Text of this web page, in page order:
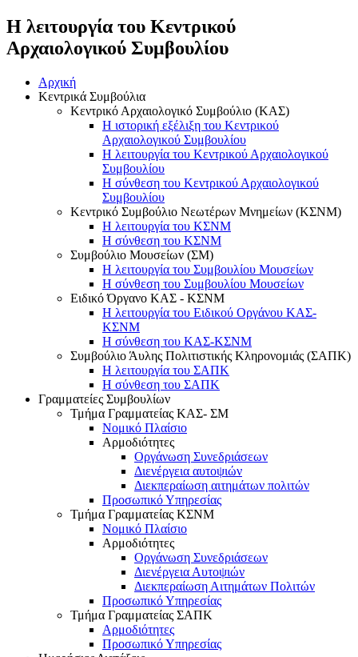
Η λειτουργία του Κεντρικού
Αρχαιολογικού Συμβουλίου
Αρχική
Κεντρικά Συμβούλια
Κεντρικό Αρχαιολογικό Συμβούλιο (ΚΑΣ)
Η ιστορική εξέλιξη του Κεντρικού
Αρχαιολογικού Συμβουλίου
Η λειτουργία του Κεντρικού Αρχαιολογικού
Συμβουλίου
Η σύνθεση του Κεντρικού Αρχαιολογικού
Συμβουλίου
Κεντρικό Συμβούλιο Νεωτέρων Μνημείων (ΚΣΝΜ)
Η λειτουργία του ΚΣΝΜ
Η σύνθεση του ΚΣΝΜ
Συμβούλιο Μουσείων (ΣΜ)
Η λειτουργία του Συμβουλίου Μουσείων
Η σύνθεση του Συμβουλίου Μουσείων
Ειδικό Όργανο ΚΑΣ - ΚΣΝΜ
Η λειτουργία του Ειδικού Οργάνου ΚΑΣ-
ΚΣΝΜ
Η σύνθεση του ΚΑΣ-ΚΣΝΜ
Συμβούλιο Άυλης Πολιτιστικής Κληρονομιάς (ΣΑΠΚ)
Η λειτουργία του ΣΑΠΚ
Η σύνθεση του ΣΑΠΚ
Γραμματείες Συμβουλίων
Τμήμα Γραμματείας ΚΑΣ- ΣΜ
Νομικό Πλαίσιο
Αρμοδιότητες
Οργάνωση Συνεδριάσεων
Διενέργεια αυτοψιών
Διεκπεραίωση αιτημάτων πολιτών
Προσωπικό Υπηρεσίας
Τμήμα Γραμματείας ΚΣΝΜ
Νομικό Πλαίσιο
Αρμοδιότητες
Οργάνωση Συνεδριάσεων
Διενέργεια Αυτοψιών
Διεκπεραίωση Αιτημάτων Πολιτών
Προσωπικό Υπηρεσίας
Τμήμα Γραμματείας ΣΑΠΚ
Αρμοδιότητες
Προσωπικό Υπηρεσίας